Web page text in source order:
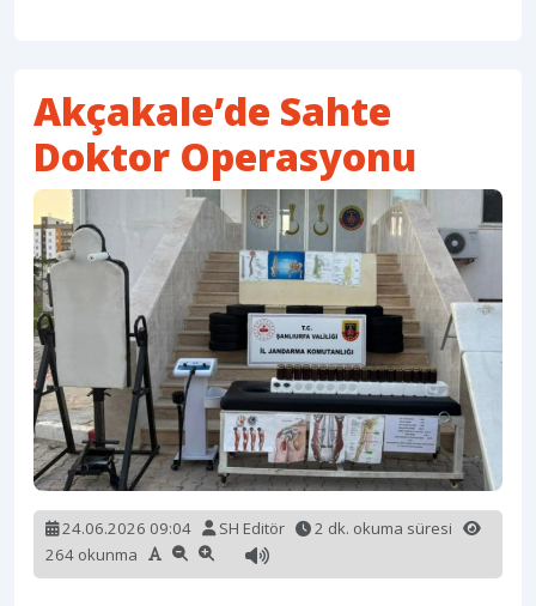
Akçakale’de Sahte
Doktor Operasyonu
24.06.2026 09:04 SH Editör
2 dk. okuma süresi
264 okunma